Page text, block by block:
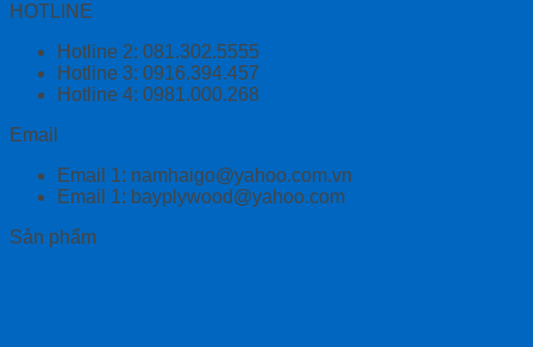
HOTLINE
Hotline 2: 081.302.5555
Hotline 3: 0916.394.457
Hotline 4: 0981.000.268
Email
Email 1: namhaigo@yahoo.com.vn
Email 1: bayplywood@yahoo.com
Sản phẩm